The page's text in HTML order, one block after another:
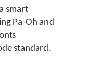
smart
Pa-Oh and
standard.